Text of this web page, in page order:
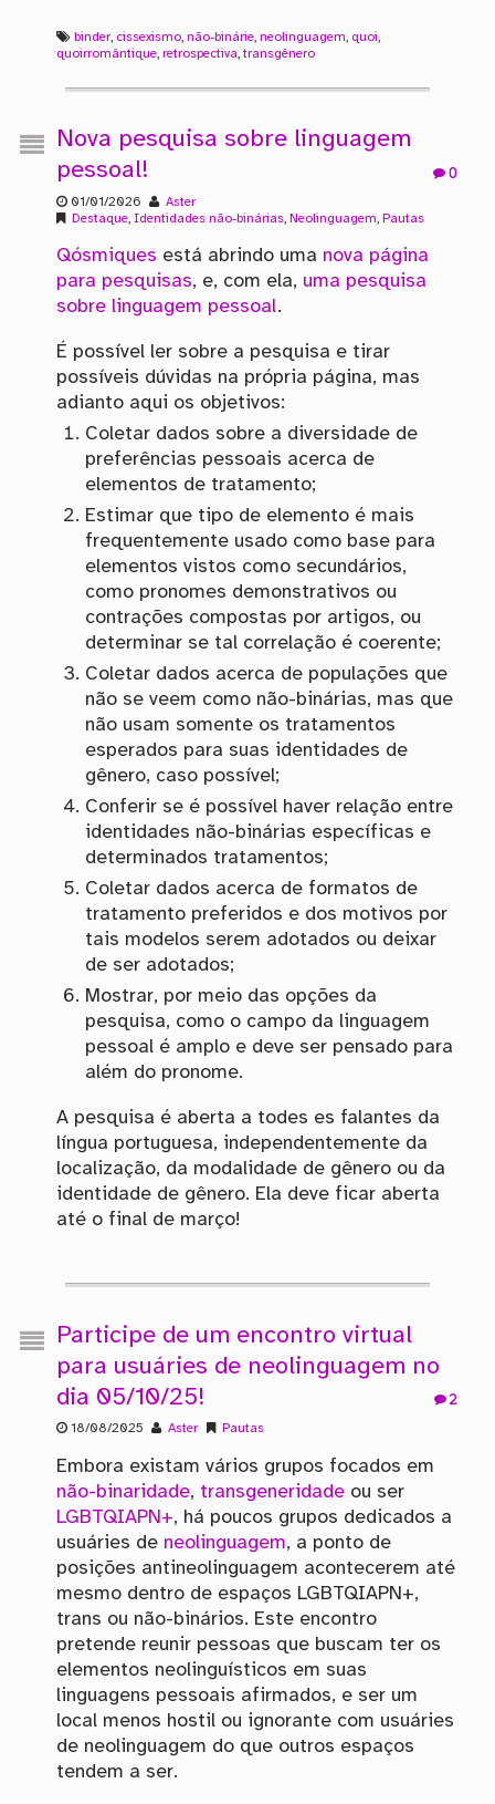
binder, cissexismo, não-binárie, neolinguagem, quoi,
quoirromântique, retrospectiva,transgênero
Nova pesquisa sobre linguagem
pessoal!
0
01/01/2026
Aster
Destaque, Identidades não-binárias, Neolinguagem, Pautas
Qósmiques está abrindo uma nova página
para pesquisas, e, com ela, uma pesquisa
sobre linguagem pessoal.
É possível ler sobre a pesquisa e tirar
possíveis dúvidas na própria página, mas
adianto aqui os objetivos:
Coletar dados sobre a diversidade de
preferências pessoais acerca de
elementos de tratamento;
Estimar que tipo de elemento é mais
frequentemente usado como base para
elementos vistos como secundários,
como pronomes demonstrativos ou
contrações compostas por artigos, ou
determinar se tal correlação é coerente;
Coletar dados acerca de populações que
não se veem como não-binárias, mas que
não usam somente os tratamentos
esperados para suas identidades de
gênero, caso possível;
Conferir se é possível haver relação entre
identidades não-binárias específicas e
determinados tratamentos;
Coletar dados acerca de formatos de
tratamento preferidos e dos motivos por
tais modelos serem adotados ou deixar
de ser adotados;
Mostrar, por meio das opções da
pesquisa, como o campo da linguagem
pessoal é amplo e deve ser pensado para
além do pronome.
A pesquisa é aberta a todes es falantes da
língua portuguesa, independentemente da
localização, da modalidade de gênero ou da
identidade de gênero. Ela deve ficar aberta
até o final de março!
Participe de um encontro virtual
para usuáries de neolinguagem no
dia 05/10/25!
2
18/08/2025 Aster Pautas
Embora existam vários grupos focados em
não-binaridade, transgeneridadeou ser
LGBTQIAPN+, há poucos grupos dedicados a
usuáries de neolinguagem, a ponto de
posições antineolinguagem acontecerem até
mesmo dentro de espaços LGBTQIAPN+,
trans ou não-binários. Este encontro
pretende reunir pessoas que buscam ter os
elementos neolinguísticos em suas
linguagens pessoais afirmados, e ser um
local menos hostil ou ignorante com usuáries
de neolinguagem do que outros espaços
tendem a ser.